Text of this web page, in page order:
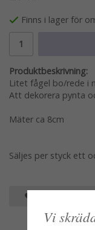
Finns i lager för
Produktbeskrivning:
Litet fågel bo/rede i
Att dekorera pynta
Mäter ca 8cm
Säljes per styck ett
Vi